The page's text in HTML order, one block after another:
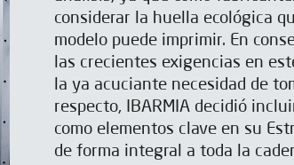
considerar la huella ecológica
modelo puede imprimir. En
las crecientes exigencias en
la ya acuciante necesidad de
respecto, IBARMIA decidió
como elementos clave en su
de forma integral a toda la